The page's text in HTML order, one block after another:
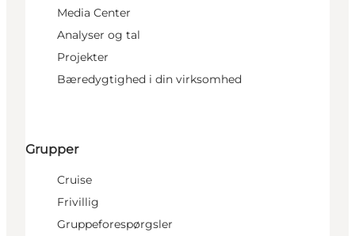
Media Center
Analyser og tal
Projekter
Bæredygtighed i din virksomhed
Grupper
Cruise
Frivillig
Gruppeforespørgsler